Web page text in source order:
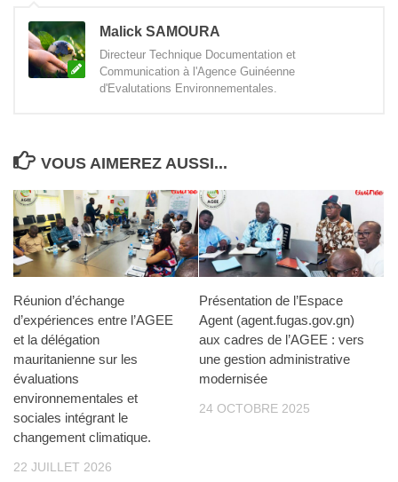
Malick SAMOURA
Directeur Technique Documentation et
Communication à l'Agence Guinéenne
d'Evalutations Environnementales.
VOUS AIMEREZ AUSSI...
Réunion d’échange
d’expériences entre l’AGEE
et la délégation
mauritanienne sur les
évaluations
environnementales et
sociales intégrant le
changement climatique.
22 JUILLET 2026
Présentation de l’Espace
Agent (agent.fugas.gov.gn)
aux cadres de l’AGEE : vers
une gestion administrative
modernisée
24 OCTOBRE 2025